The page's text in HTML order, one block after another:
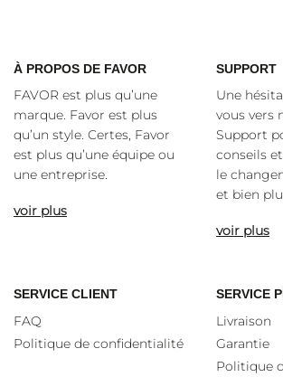
À PROPOS DE FAVOR
FAVOR est plus qu’une
marque. Favor est plus
qu’un style. Certes, Favor
est plus qu’une équipe ou
une entreprise.
voir plus
SUPPORT
Une
vous vers
Support
conseils
le
et bien
voir plus
SERVICE CLIENT
FAQ
Politique de confidentialité
SERVICE
Livraison
Garantie
Politique